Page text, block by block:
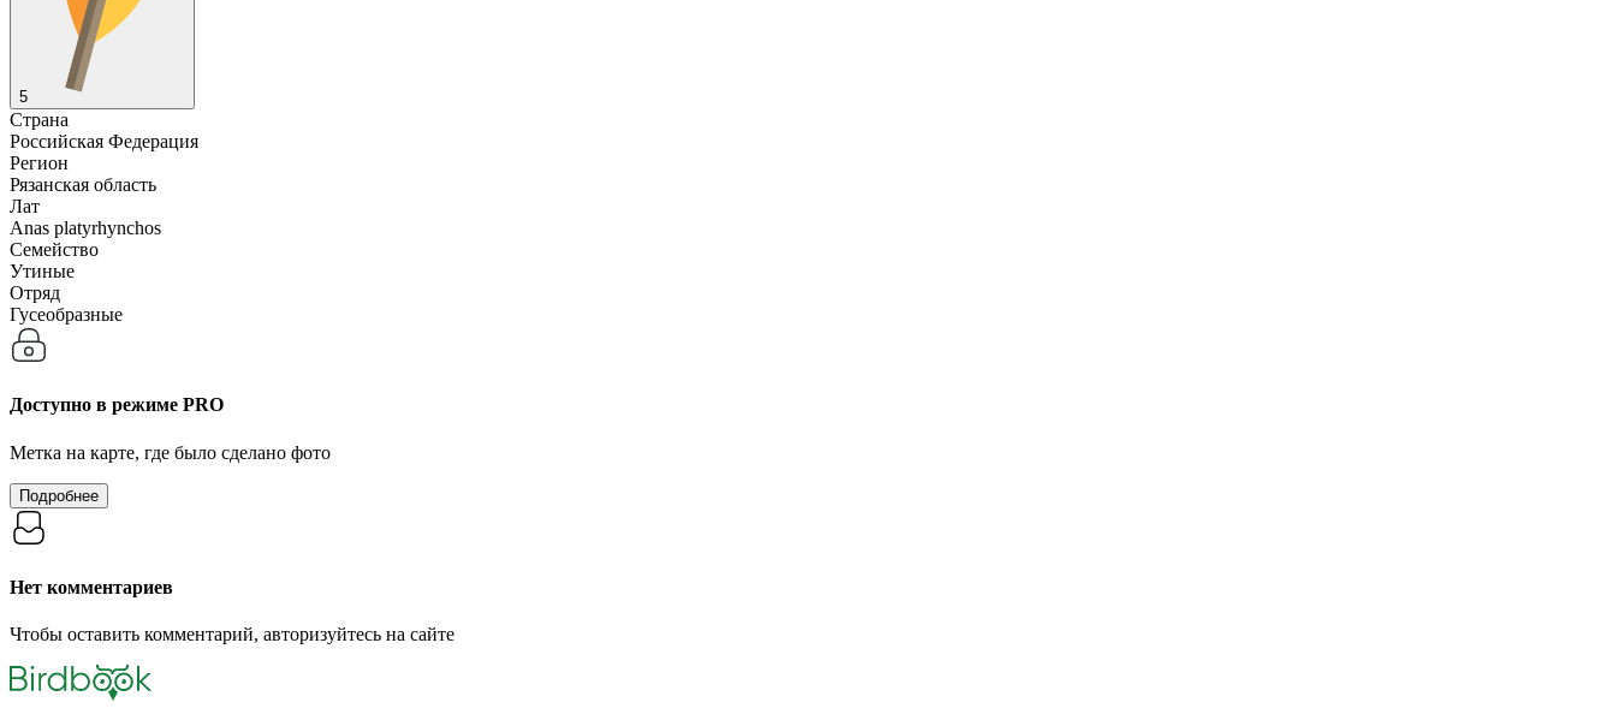
5
Страна
Российская Федерация
Регион
Рязанская область
Лат
Anas platyrhynchos
Семейство
Утиные
Отряд
Гусеобразные
Доступно в режиме PRO
Метка на карте, где было сделано фото
Подробнее
Нет комментариев
Чтобы оставить комментарий, авторизуйтесь на сайте